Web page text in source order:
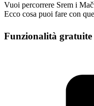
Vuoi percorrere Srem i
Ecco cosa puoi fare con
Funzionalità gratuite